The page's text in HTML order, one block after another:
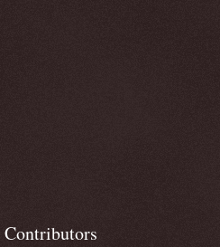
Contributors